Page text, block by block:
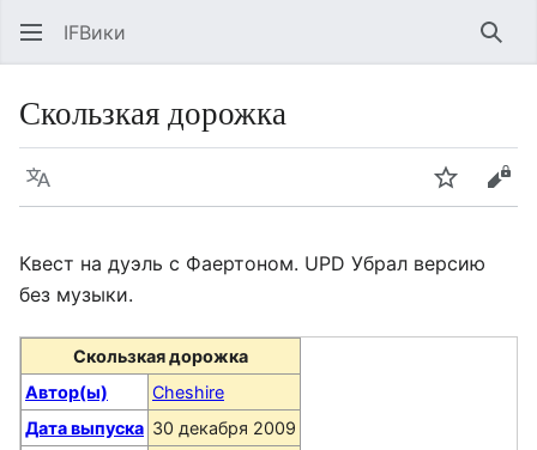
IFВики
Скользкая дорожка
Язык Следить
Квест на дуэль с Фаертоном. UPD Убрал версию
без музыки.
Скользкая дорожка
Автор(ы)
Cheshire
Дата выпуска 30 декабря 2009